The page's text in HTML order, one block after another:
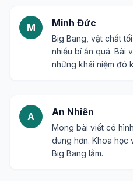
M Minh Đức
Big Bang, vật chất
nhiều bí ẩn quá. Bài
những khái niệm đó
A An Nhiên
Mong bài viết có
dung hơn. Khoa học
Big Bang lắm.